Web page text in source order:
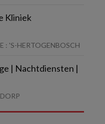
Kliniek
: 'S-HERTOGENBOSCH
| Nachtdiensten |